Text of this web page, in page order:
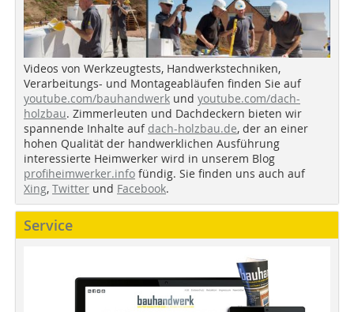
Videos von Werkzeugtests, Handwerkstechniken,
Verarbeitungs- und Montageabläufen finden Sie auf
youtube.com/bauhandwerk und youtube.com/dach-
holzbau. Zimmerleuten und Dachdeckern bieten wir
spannende Inhalte auf dach-holzbau.de, der an einer
hohen Qualität der handwerklichen Ausführung
interessierte Heimwerker wird in unserem Blog
profiheimwerker.info fündig. Sie finden uns auch auf
Xing, Twitter und Facebook.
Service